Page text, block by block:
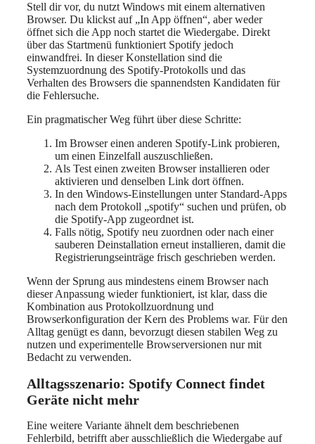
Stell dir vor, du nutzt Windows mit einem alternativen
Browser. Du klickst auf „In App öffnen“, aber weder
öffnet sich die App noch startet die Wiedergabe. Direkt
über das Startmenü funktioniert Spotify jedoch
einwandfrei. In dieser Konstellation sind die
Systemzuordnung des Spotify-Protokolls und das
Verhalten des Browsers die spannendsten Kandidaten für
die Fehlersuche.
Ein pragmatischer Weg führt über diese Schritte:
Im Browser einen anderen Spotify-Link probieren,
um einen Einzelfall auszuschließen.
Als Test einen zweiten Browser installieren oder
aktivieren und denselben Link dort öffnen.
In den Windows-Einstellungen unter Standard-Apps
nach dem Protokoll „spotify“ suchen und prüfen, ob
die Spotify-App zugeordnet ist.
Falls nötig, Spotify neu zuordnen oder nach einer
sauberen Deinstallation erneut installieren, damit die
Registrierungseinträge frisch geschrieben werden.
Wenn der Sprung aus mindestens einem Browser nach
dieser Anpassung wieder funktioniert, ist klar, dass die
Kombination aus Protokollzuordnung und
Browserkonfiguration der Kern des Problems war. Für den
Alltag genügt es dann, bevorzugt diesen stabilen Weg zu
nutzen und experimentelle Browserversionen nur mit
Bedacht zu verwenden.
Alltagsszenario: Spotify Connect findet
Geräte nicht mehr
Eine weitere Variante ähnelt dem beschriebenen
Fehlerbild, betrifft aber ausschließlich die Wiedergabe auf